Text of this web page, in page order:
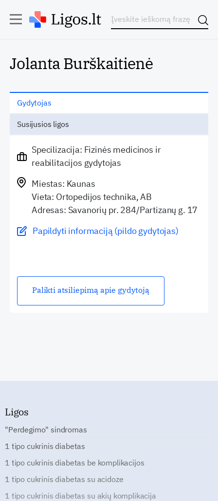
Jolanta Burškaitienė
Gydytojas
Susijusios ligos
Specilizacija: Fizinės medicinos ir
reabilitacijos gydytojas
Miestas: Kaunas
Vieta: Ortopedijos technika, AB
Adresas: Savanorių pr. 284/Partizanų g. 17
Papildyti informaciją (pildo gydytojas)
Palikti atsiliepimą apie gydytoją
Ligos
"Perdegimo" sindromas
1 tipo cukrinis diabetas
1 tipo cukrinis diabetas be komplikacijos
1 tipo cukrinis diabetas su acidoze
1 tipo cukrinis diabetas su akių komplikacija